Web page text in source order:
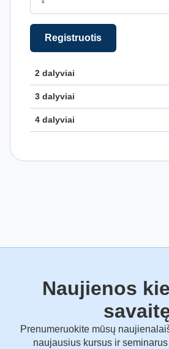
Registruotis
2 dalyviai
3 dalyviai
4 dalyviai
Naujienos
Prenumeruokite mūsų
naujausius kursus ir